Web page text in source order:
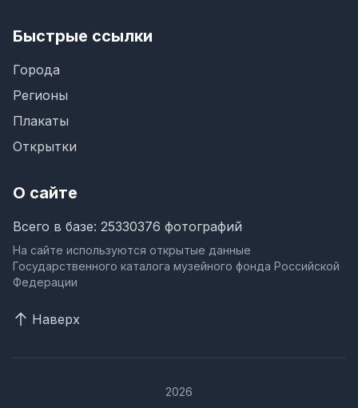
Быстрые ссылки
Города
Регионы
Плакаты
Открытки
О сайте
Всего в базе: 25330376 фотографий
На сайте используются открытые данные
Государственного каталога музейного фонда Российской
Федерации
Наверх
2026